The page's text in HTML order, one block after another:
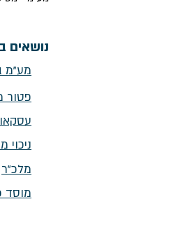
נושאים
מע"מ
פטור
מלכ"ר
מוסד